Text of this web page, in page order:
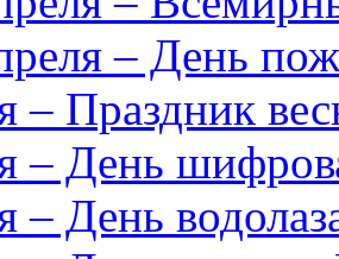
– День
– Праздник
– День
– День